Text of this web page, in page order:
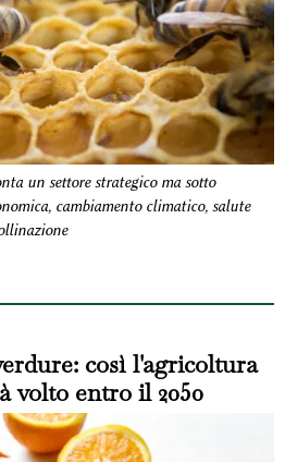
un settore strategico ma sotto
cambiamento climatico, salute
così l'agricoltura
volto entro il 2050